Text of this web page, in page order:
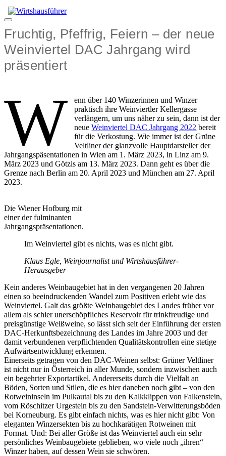
Zum
Inhalt
Menü
Fruchtig, Pfeffrig, Feiern – der neue
Weinviertel DAC Jahrgang wird
präsentiert
W
enn über 140 Winzerinnen und Winzer
praktisch ihre Weinviertler Kellergasse
verlängern, um uns näher zu sein, dann ist der
neueWeinviertel DAC Jahrgang 2022 bereit
für die Verkostung. Wie immer ist der Grüne
Veltliner der glanzvolle Hauptdarsteller der
Jahrgangspäsentationen in Wien am 1. März 2023, in Linz am 9.
März 2023 und Götzis am 13. März 2023. Dann geht es über die
Grenze nach Berlin am 20. April 2023 und München am 27. April
2023.
Die Wiener Hofburg mit
einer der fulminanten
Jahrgangspräsentationen.
Im Weinviertel gibt es nichts, was es nicht gibt.
Klaus Egle, Weinjournalist und Wirtshausführer-
Herausgeber
Kein anderes Weinbaugebiet hat in den vergangenen 20 Jahren
einen so beeindruckenden Wandel zum Positiven erlebt wie das
Weinviertel. Galt das größte Weinbaugebiet des Landes früher vor
allem als schier unerschöpfliches Reservoir für trinkfreudige und
preisgünstige Weißweine, so lässt sich seit der Einführung der ersten
DAC-Herkunftsbezeichnung des Landes im Jahre 2003 und der
damit verbundenen verpflichtenden Qualitätskontrollen eine stetige
Aufwärtsentwicklung erkennen.
Einerseits getragen von den DAC-Weinen selbst: Grüner Veltliner
ist nicht nur in Österreich in aller Munde, sondern inzwischen auch
ein begehrter Exportartikel. Andererseits durch die Vielfalt an
Böden, Sorten und Stilen, die es hier daneben noch gibt – von den
Rotweininseln im Pulkautal bis zu den Kalkklippen von Falkenstein,
vom Röschitzer Urgestein bis zu den Sandstein-Verwitterungsböden
bei Korneuburg. Es gibt einfach nichts, was es hier nicht gibt: Von
eleganten Winzersekten bis zu hochkarätigen Rotweinen mit
Format. Und: Bei aller Größe ist das Weinviertel auch ein sehr
persönliches Weinbaugebiete geblieben, wo viele noch „ihren“
Winzer haben, auf dessen Wein sie schwören.